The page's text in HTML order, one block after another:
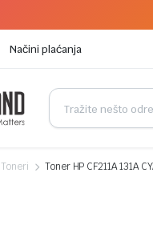
Načini plaćanja
Toneri Toner HP CF211A 131A